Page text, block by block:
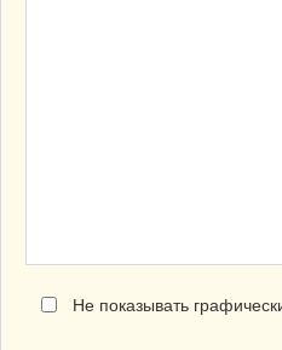
Не показывать